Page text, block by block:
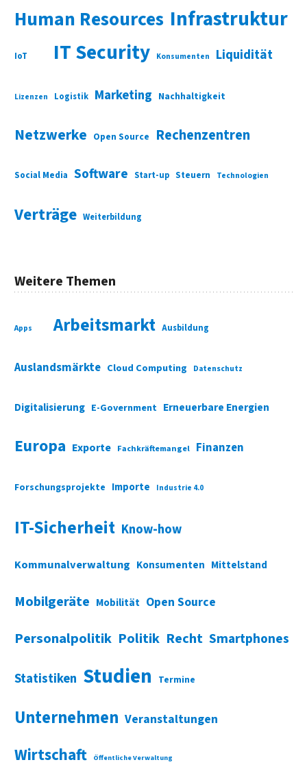
Human Resources Infrastruktur
IoT IT Security Konsumenten Liquidität
Lizenzen Logistik Marketing Nachhaltigkeit
Netzwerke Open Source Rechenzentren
Social Media Software Start-up Steuern Technologien
Verträge Weiterbildung
Weitere Themen
Apps Arbeitsmarkt Ausbildung
Auslandsmärkte Cloud Computing Datenschutz
Digitalisierung E-Government Erneuerbare Energien
Europa Exporte Fachkräftemangel Finanzen
Forschungsprojekte Importe Industrie 4.0
IT-Sicherheit Know-how
Kommunalverwaltung Konsumenten Mittelstand
Mobilgeräte Mobilität Open Source
Personalpolitik Politik Recht Smartphones
Statistiken Studien Termine
Unternehmen Veranstaltungen
Wirtschaft Öffentliche Verwaltung